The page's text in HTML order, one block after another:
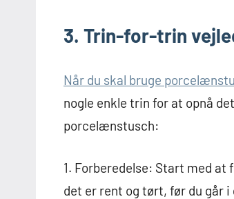
3. Trin-for-trin
Når du skal bruge
nogle enkle trin for at opnå
porcelænstusch:
1. Forberedelse: Start med
det er rent og tørt, før du går